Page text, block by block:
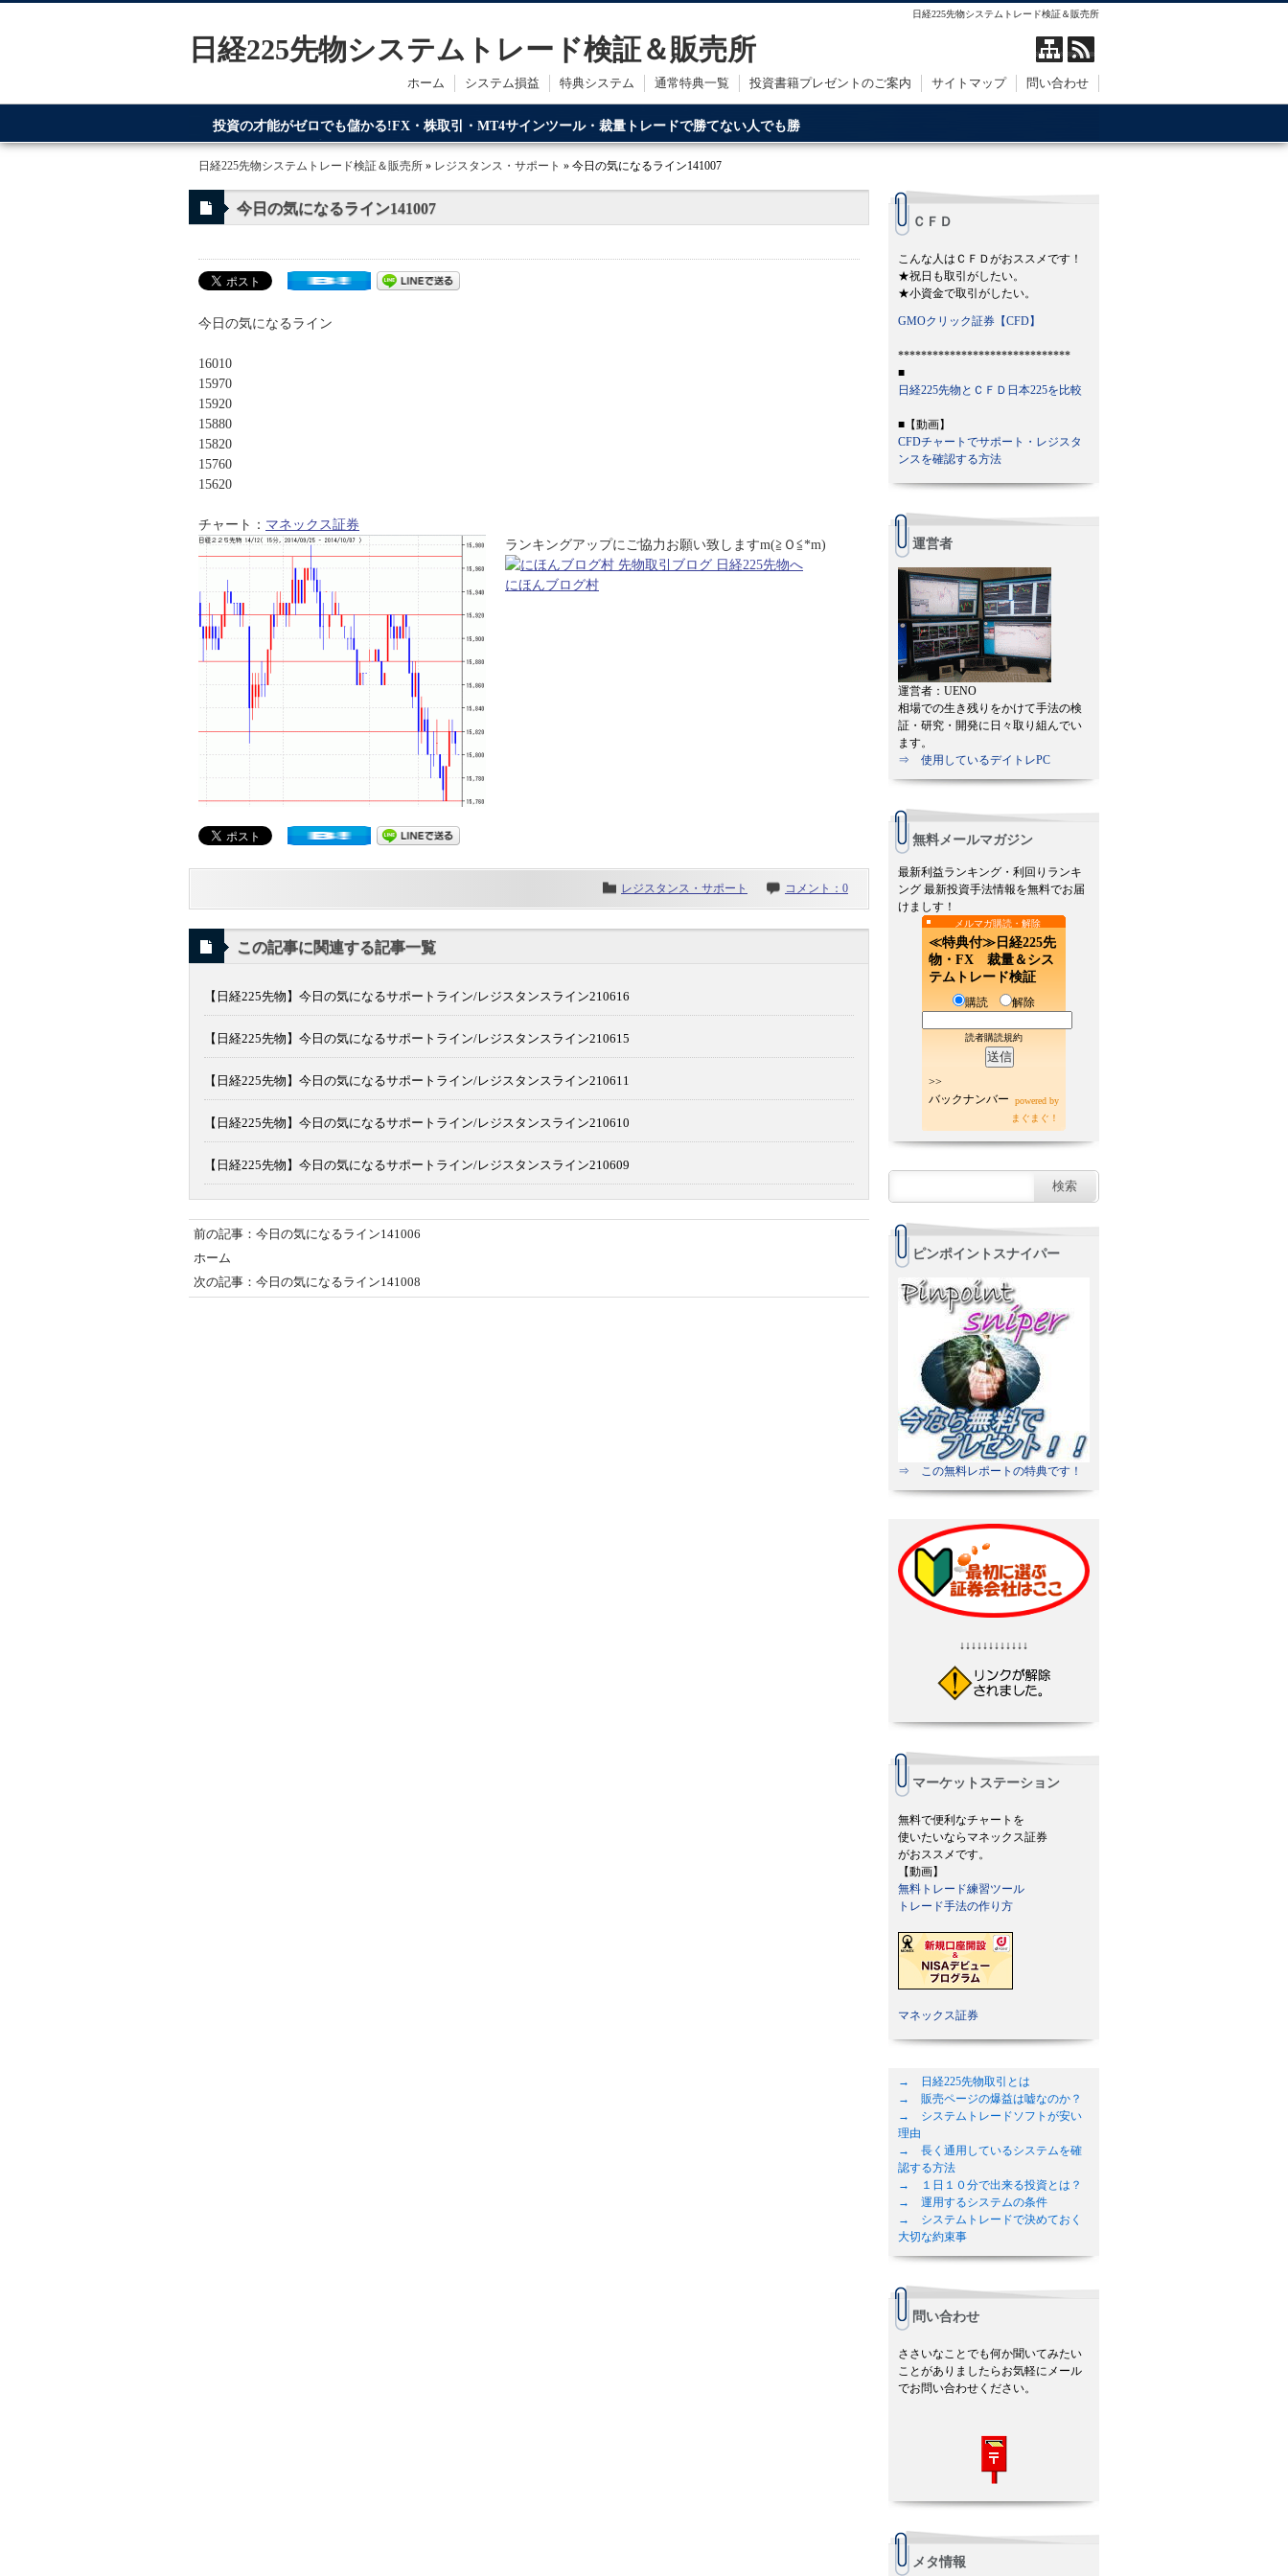
日経225先物システムトレード検証＆販売所
日経225先物システムトレード検証＆販売所
ホーム システム損益 特典システム 通常特典一覧 投資書籍プレゼントのご案内 サイトマップ 問い合わせ
投資の才能がゼロでも儲かる!FX・株取引・MT4サインツール・裁量トレードで勝てない人でも勝
てるのが日経225先物システムトレードです。
日経225先物システムトレード検証＆販売所 » レジスタンス・サポート » 今日の気になるライン141007
今日の気になるライン141007
今日の気になるライン
16010
15970
15920
15880
15820
15760
15620
チャート： マネックス証券
ランキングアップにご協力お願い致しますm(≧Ｏ≦*m)
にほんブログ村
レジスタンス・サポート コメント：0
この記事に関連する記事一覧
【日経225先物】今日の気になるサポートライン/レジスタンスライン210616
【日経225先物】今日の気になるサポートライン/レジスタンスライン210615
【日経225先物】今日の気になるサポートライン/レジスタンスライン210611
【日経225先物】今日の気になるサポートライン/レジスタンスライン210610
【日経225先物】今日の気になるサポートライン/レジスタンスライン210609
前の記事：今日の気になるライン141006
ホーム
次の記事：今日の気になるライン141008
ＣＦＤ
こんな人はＣＦＤがおススメです！
★祝日も取引がしたい。
★小資金で取引がしたい。
GMOクリック証券【CFD】
******************************
■
日経225先物とＣＦＤ日本225を比較
■【動画】
CFDチャートでサポート・レジスタ
ンスを確認する方法
運営者
運営者：UENO
相場での生き残りをかけて手法の検
証・研究・開発に日々取り組んでい
ます。
⇒ 使用しているデイトレPC
無料メールマガジン
最新利益ランキング・利回りランキ
ング 最新投資手法情報を無料でお届
けましす！
メルマガ購読・解除
≪特典付≫日経225先
物・FX 裁量＆シス
テムトレード検証
購読 解除
読者購読規約
>>
バックナンバー
powered by
まぐまぐ！
ピンポイントスナイパー
⇒ この無料レポートの特典です！
↓↓↓↓↓↓↓↓↓↓↓↓
マーケットステーション
無料で便利なチャートを
使いたいならマネックス証券
がおススメです。
【動画】
無料トレード練習ツール
トレード手法の作り方
マネックス証券
→ 日経225先物取引とは
→ 販売ページの爆益は嘘なのか？
→ システムトレードソフトが安い
理由
→ 長く通用しているシステムを確
認する方法
→ １日１０分で出来る投資とは？
→ 運用するシステムの条件
→ システムトレードで決めておく
大切な約束事
問い合わせ
ささいなことでも何か聞いてみたい
ことがありましたらお気軽にメール
でお問い合わせください。
メタ情報